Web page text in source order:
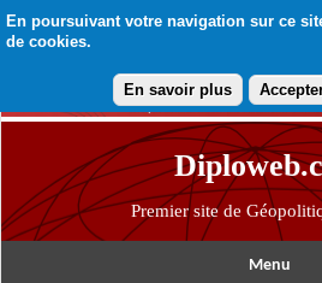
En poursuivant votre navigation sur ce
de cookies.
En savoir plus
Premier site de
Menu